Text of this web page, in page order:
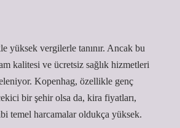
yüksek vergilerle tanınır. Ancak bu
kalitesi ve ücretsiz sağlık hizmetleri
Kopenhag, özellikle genç
bir şehir olsa da, kira fiyatları,
temel harcamalar oldukça yüksek.